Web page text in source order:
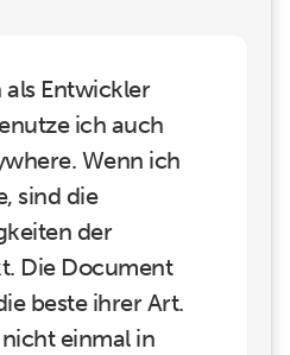
als Entwickler
ich auch
Wenn ich
sind die
der
Die Document
beste ihrer Art.
einmal in